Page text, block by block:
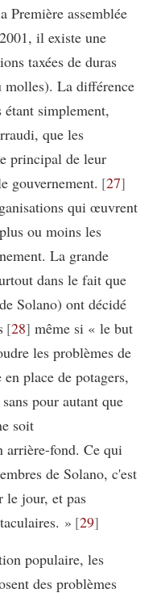
Première assemblée
il existe une
taxées de duras
molles). La différence
étant simplement,
que les
principal de leur
gouvernement. 27
qui œuvrent
ou moins les
La grande
dans le fait que
Solano) ont décidé
28 même si « le but
les problèmes de
place de potagers,
pour autant que
soit
arrière-fond. Ce qui
de Solano, c'est
le jour, et pas
» 29
populaire, les
des problèmes